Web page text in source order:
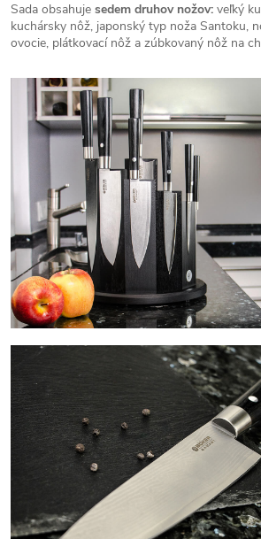
Sada obsahuje sedem druhov nožov: veľký
kuchársky nôž, japonský typ noža Santoku,
ovocie, plátkovací nôž a zúbkovaný nôž na